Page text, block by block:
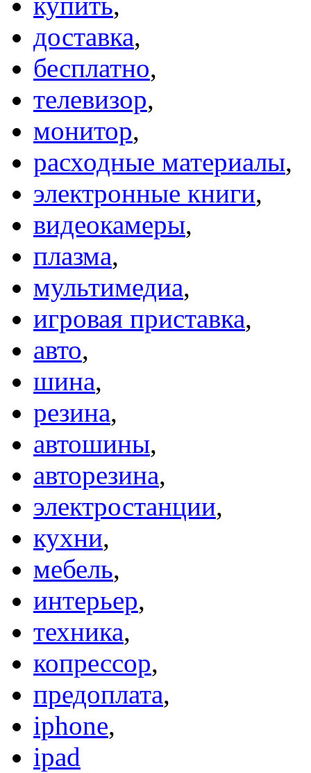
доставка,
бесплатно,
телевизор,
монитор,
расходные материалы,
электронные книги,
видеокамеры,
плазма,
мультимедиа,
игровая приставка,
авто,
шина,
резина,
автошины,
авторезина,
электростанции,
кухни,
мебель,
интерьер,
техника,
копрессор,
предоплата,
iphone,
ipad